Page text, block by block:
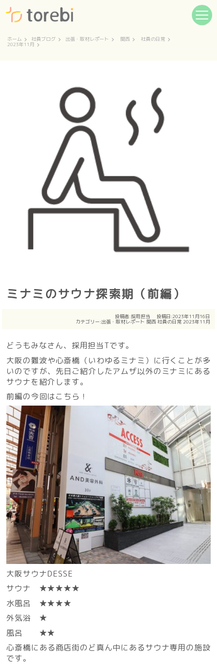
ホーム 社員ブログ 出張・取材レポート 関西 社員の日常
2023年11月
ミナミのサウナ探索期（前編）
投稿者:採用担当 投稿日:2023年11月16日
カテゴリー:出張・取材レポート 関西 社員の日常 2023年11月
どうもみなさん、採用担当Tです。
大阪の難波や心斎橋（いわゆるミナミ）に行くことが多
いのですが、先日ご紹介したアムザ以外のミナミにある
サウナを紹介します。
前編の今回はこちら！
大阪サウナDESSE
サウナ ★★★★★
水風呂 ★★★★
外気浴 ★
風呂 ★★
心斎橋にある商店街のど真ん中にあるサウナ専用の施設
です。